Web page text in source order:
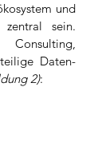
und
zentral sein.
Daten-
2):